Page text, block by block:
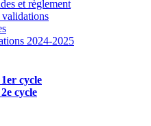
et règlement
2024-2025
cycle
cycle